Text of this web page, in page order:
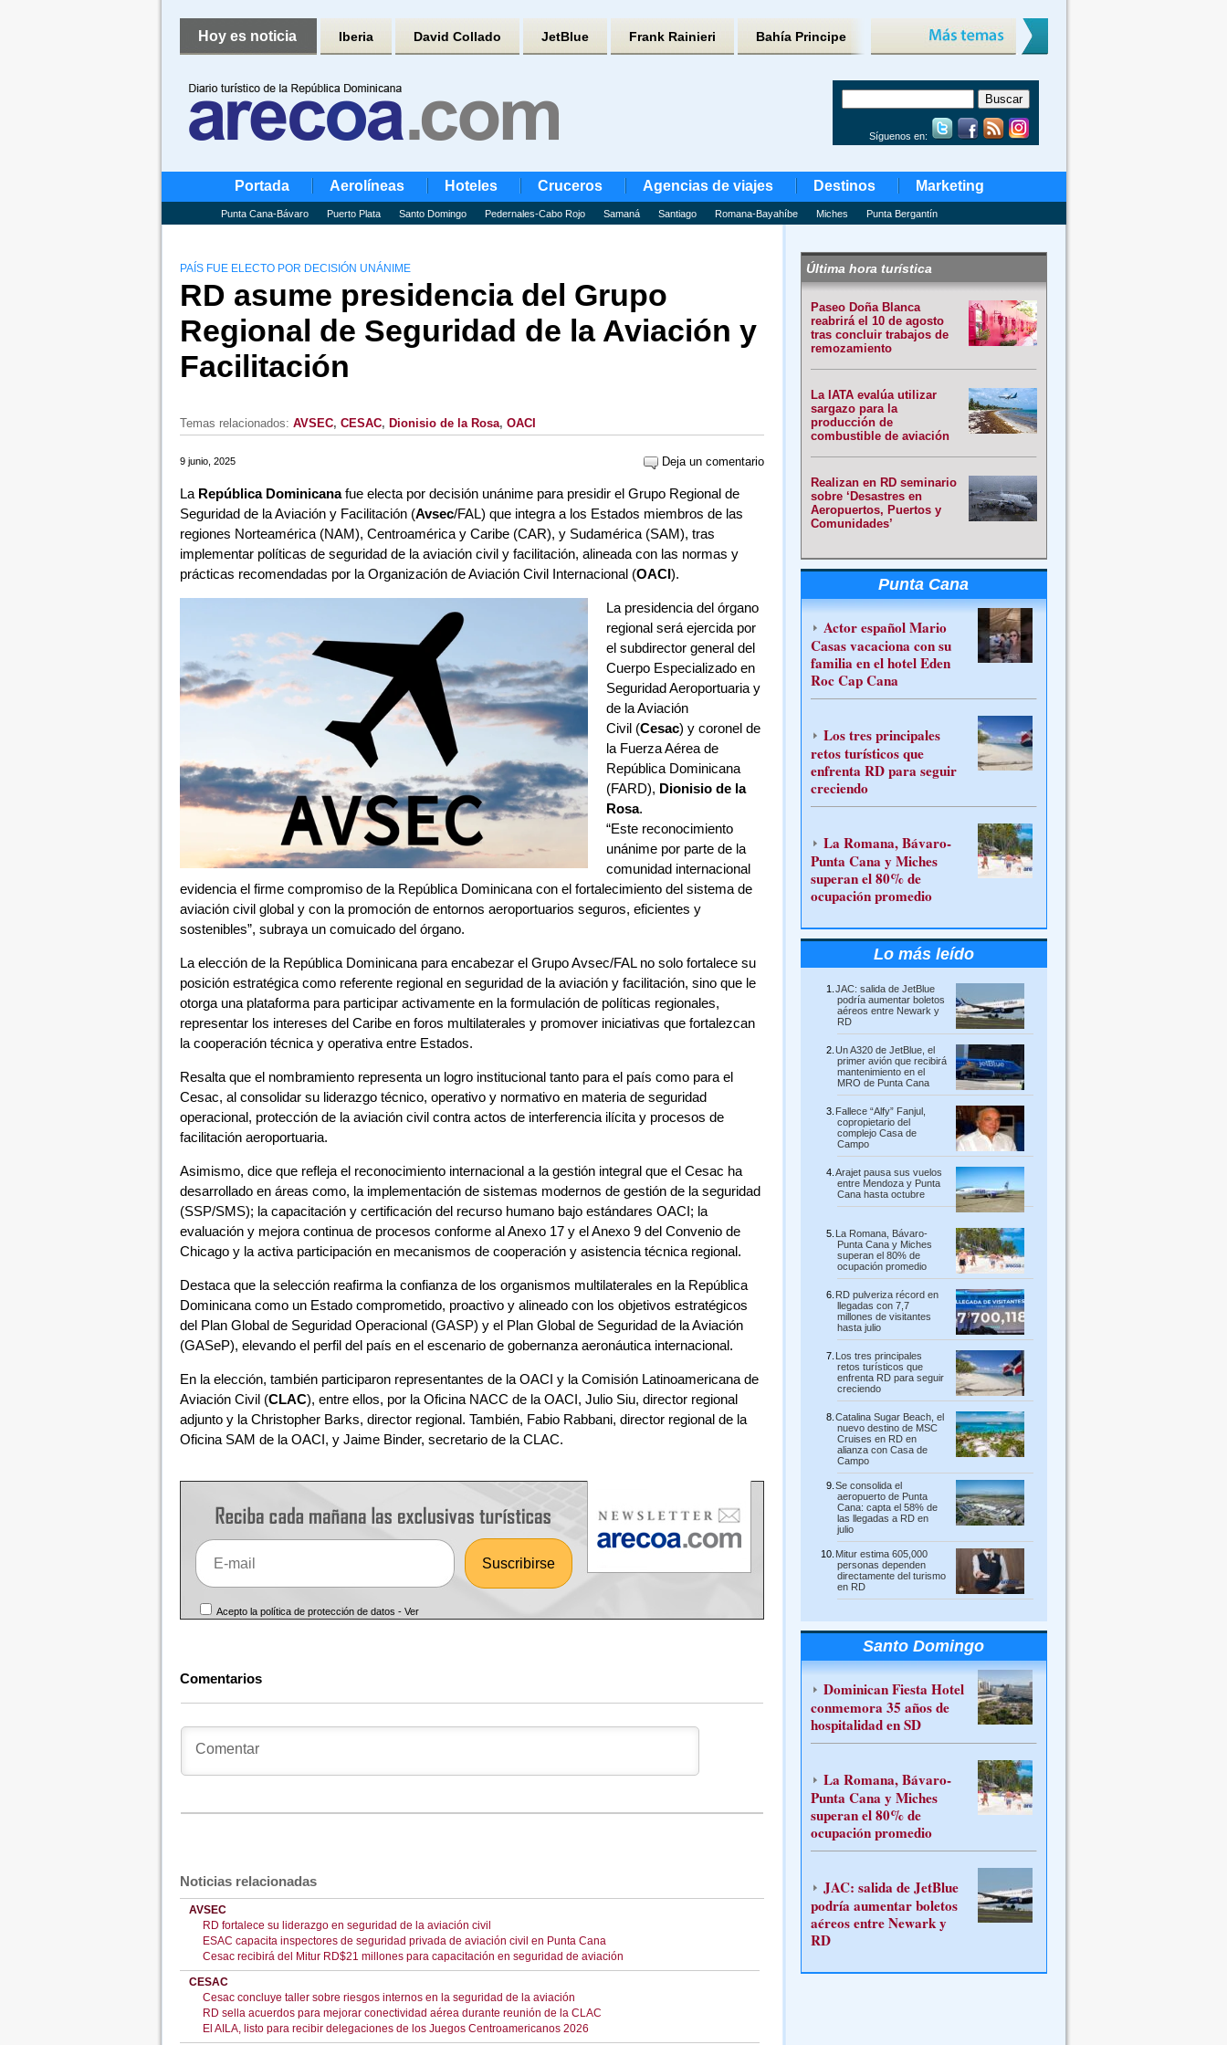
Hoy es noticia Iberia David Collado JetBlue Frank Rainieri Bahía Principe
Síguenos en:
Portada Aerolíneas Hoteles Cruceros Agencias de viajes Destinos Marketing
Punta Cana-Bávaro Puerto Plata Santo Domingo Pedernales-Cabo Rojo Samaná Santiago Romana-Bayahíbe Miches Punta Bergantín
PAÍS FUE ELECTO POR DECISIÓN UNÁNIME
RD asume presidencia del Grupo
Regional de Seguridad de la Aviación y
Facilitación
Temas relacionados: AVSEC, CESAC, Dionisio de la Rosa, OACI
9 junio, 2025 Deja un comentario
La República Dominicanafue electa por decisión unánime para presidir el Grupo Regional de
Seguridad de la Aviación y Facilitación (Avsec/FAL) que integra a los Estados miembros de las
regiones Norteamérica (NAM), Centroamérica y Caribe (CAR), y Sudamérica (SAM), tras
implementar políticas de seguridad de la aviación civil y facilitación, alineada con las normas y
prácticas recomendadas por la Organización de Aviación Civil Internacional (OACI).
La presidencia del órgano
regional será ejercida por
el subdirector general del
Cuerpo Especializado en
Seguridad Aeroportuaria y
de la Aviación
Civil (Cesac) y coronel de
la Fuerza Aérea de
República Dominicana
(FARD), Dionisio de la
Rosa.
“Este reconocimiento
unánime por parte de la
comunidad internacional
evidencia el firme compromiso de la República Dominicana con el fortalecimiento del sistema de
aviación civil global y con la promoción de entornos aeroportuarios seguros, eficientes y
sostenibles”, subraya un comuicado del órgano.
La elección de la República Dominicana para encabezar el Grupo Avsec/FAL no solo fortalece su
posición estratégica como referente regional en seguridad de la aviación y facilitación, sino que le
otorga una plataforma para participar activamente en la formulación de políticas regionales,
representar los intereses del Caribe en foros multilaterales y promover iniciativas que fortalezcan
la cooperación técnica y operativa entre Estados.
Resalta que el nombramiento representa un logro institucional tanto para el país como para el
Cesac, al consolidar su liderazgo técnico, operativo y normativo en materia de seguridad
operacional, protección de la aviación civil contra actos de interferencia ilícita y procesos de
facilitación aeroportuaria.
Asimismo, dice que refleja el reconocimiento internacional a la gestión integral que el Cesac ha
desarrollado en áreas como, la implementación de sistemas modernos de gestión de la seguridad
(SSP/SMS); la capacitación y certificación del recurso humano bajo estándares OACI; la
evaluación y mejora continua de procesos conforme al Anexo 17 y el Anexo 9 del Convenio de
Chicago y la activa participación en mecanismos de cooperación y asistencia técnica regional.
Destaca que la selección reafirma la confianza de los organismos multilaterales en la República
Dominicana como un Estado comprometido, proactivo y alineado con los objetivos estratégicos
del Plan Global de Seguridad Operacional (GASP) y el Plan Global de Seguridad de la Aviación
(GASeP), elevando el perfil del país en el escenario de gobernanza aeronáutica internacional.
En la elección, también participaron representantes de la OACI y la Comisión Latinoamericana de
Aviación Civil (CLAC), entre ellos, por la Oficina NACC de la OACI, Julio Siu, director regional
adjunto y la Christopher Barks, director regional. También, Fabio Rabbani, director regional de la
Oficina SAM de la OACI, y Jaime Binder, secretario de la CLAC.
Acepto la política de protección de datos -Ver
Comentarios
Noticias relacionadas
AVSEC
RD fortalece su liderazgo en seguridad de la aviación civil
ESAC capacita inspectores de seguridad privada de aviación civil en Punta Cana
Cesac recibirá del Mitur RD$21 millones para capacitación en seguridad de aviación
CESAC
Cesac concluye taller sobre riesgos internos en la seguridad de la aviación
RD sella acuerdos para mejorar conectividad aérea durante reunión de la CLAC
El AILA, listo para recibir delegaciones de los Juegos Centroamericanos 2026
Última hora turística
Paseo Doña Blanca
reabrirá el 10 de agosto
tras concluir trabajos de
remozamiento
La IATA evalúa utilizar
sargazo para la
producción de
combustible de aviación
Realizan en RD seminario
sobre ‘Desastres en
Aeropuertos, Puertos y
Comunidades’
Punta Cana
Actor español Mario
Casas vacaciona con su
familia en el hotel Eden
Roc Cap Cana
Los tres principales
retos turísticos que
enfrenta RD para seguir
creciendo
La Romana, Bávaro-
Punta Cana y Miches
superan el 80% de
ocupación promedio
Lo más leído
JAC: salida de JetBlue
podría aumentar boletos
aéreos entre Newark y
RD
Un A320 de JetBlue, el
primer avión que recibirá
mantenimiento en el
MRO de Punta Cana
Fallece “Alfy” Fanjul,
copropietario del
complejo Casa de
Campo
Arajet pausa sus vuelos
entre Mendoza y Punta
Cana hasta octubre
La Romana, Bávaro-
Punta Cana y Miches
superan el 80% de
ocupación promedio
RD pulveriza récord en
llegadas con 7,7
millones de visitantes
hasta julio
Los tres principales
retos turísticos que
enfrenta RD para seguir
creciendo
Catalina Sugar Beach, el
nuevo destino de MSC
Cruises en RD en
alianza con Casa de
Campo
Se consolida el
aeropuerto de Punta
Cana: capta el 58% de
las llegadas a RD en
julio
Mitur estima 605,000
personas dependen
directamente del turismo
en RD
Santo Domingo
Dominican Fiesta Hotel
conmemora 35 años de
hospitalidad en SD
La Romana, Bávaro-
Punta Cana y Miches
superan el 80% de
ocupación promedio
JAC: salida de JetBlue
podría aumentar boletos
aéreos entre Newark y
RD